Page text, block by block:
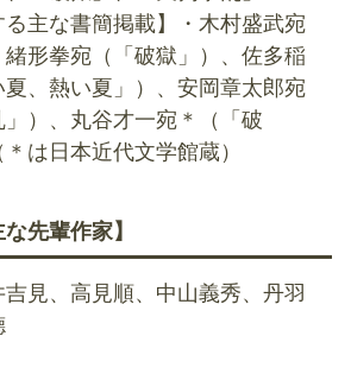
る主な書簡掲載】・木村盛武宛
緒形拳宛（「破獄」）、佐多稲
、熱い夏」）、安岡章太郎宛
」）、丸谷才一宛＊（「破
は日本近代文学館蔵）
先輩作家】
見、高見順、中山義秀、丹羽